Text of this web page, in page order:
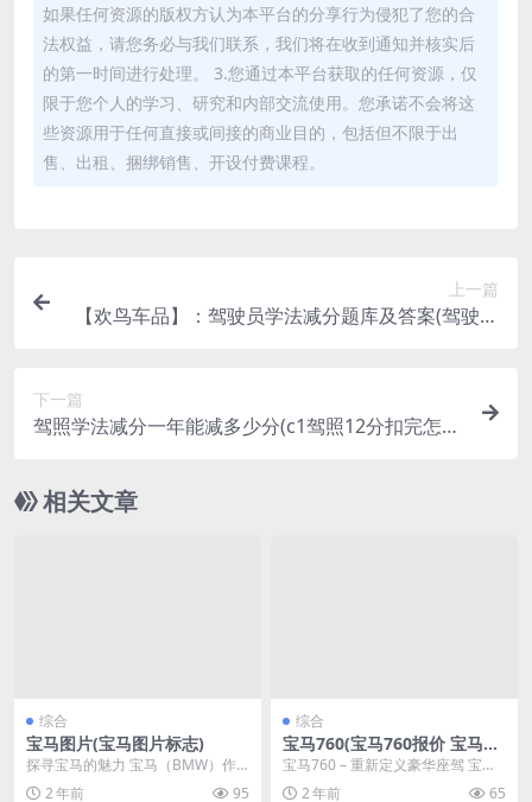
如果任何资源的版权方认为本平台的分享行为侵犯了您的合
法权益，请您务必与我们联系，我们将在收到通知并核实后
的第一时间进行处理。 3.您通过本平台获取的任何资源，仅
限于您个人的学习、研究和内部交流使用。您承诺不会将这
些资源用于任何直接或间接的商业目的，包括但不限于出
售、出租、捆绑销售、开设付费课程。
上一篇
【欢鸟车品】：驾驶员学法减分题库及答案(驾驶员
下一篇
驾照学法减分一年能减多少分(c1驾照12分扣完怎么
相关文章
综合
宝马图片(宝马图片标志)
探寻宝马的魅力 宝马（BMW）作
为世界知名的汽车制造商，以其卓
2 年前 95
综合
宝马760(宝马760报价 宝马76
0多少钱)
宝马760 – 重新定义豪华座驾 宝马7
60是一款奢华而且高性能的汽...
2 年前 65